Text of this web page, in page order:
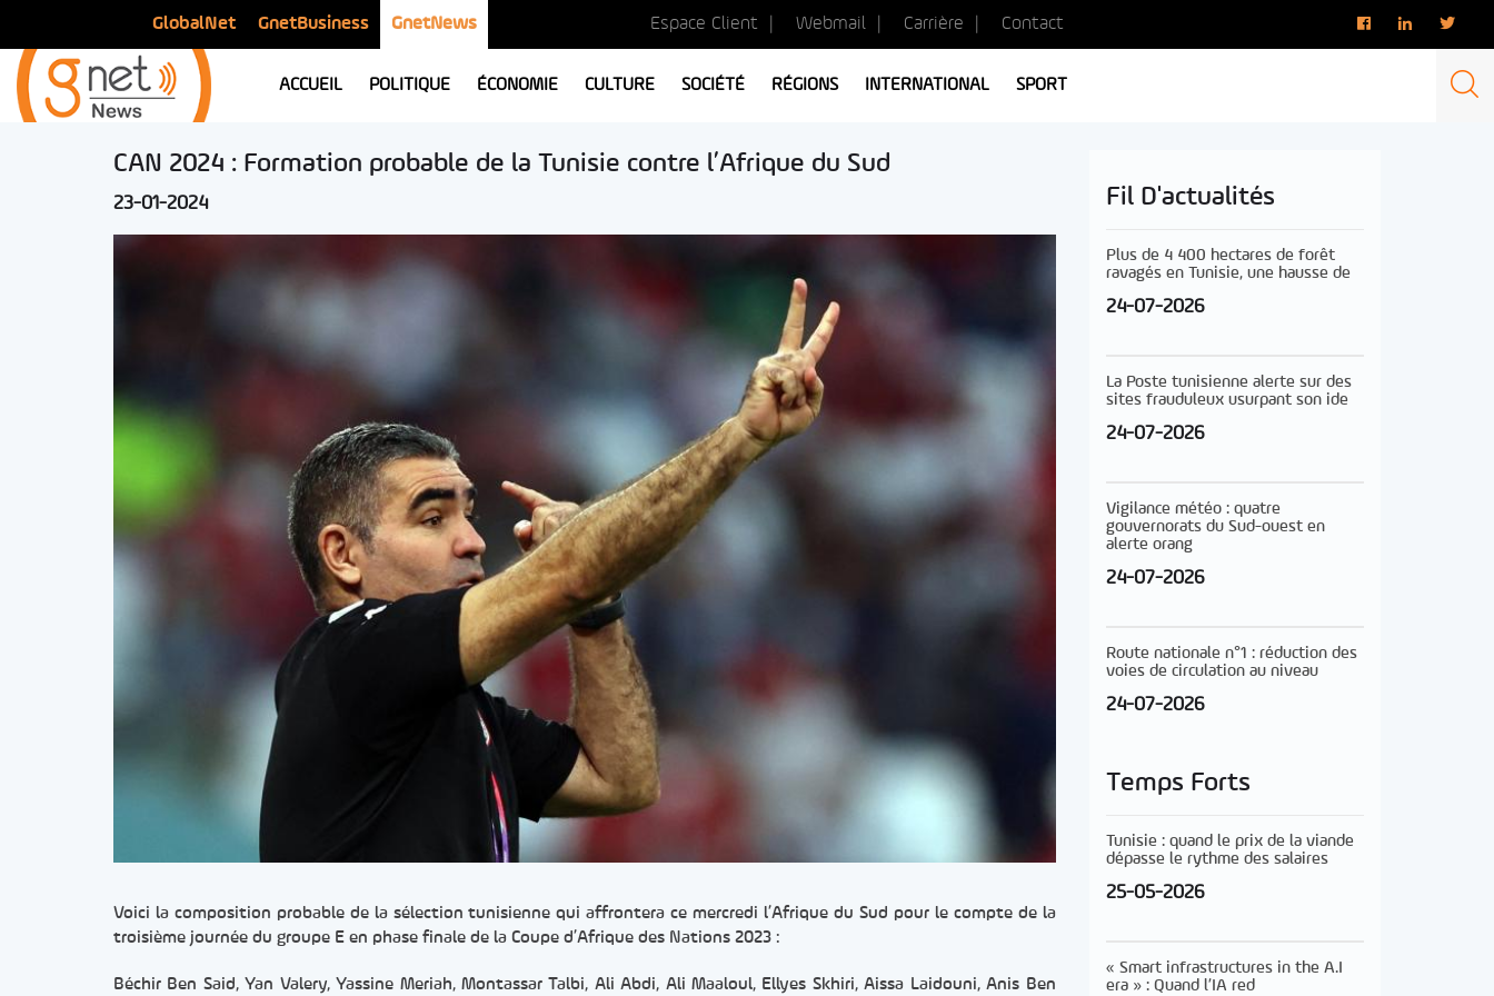
GlobalNet GnetBusiness GnetNews Espace Client Webmail Carrière Contact
ACCUEIL POLITIQUE ÉCONOMIE CULTURE SOCIÉTÉ RÉGIONS INTERNATIONAL SPORT
CAN 2024 : Formation probable de la Tunisie contre l’Afrique du Sud
23-01-2024
Voici la composition probable de la sélection tunisienne qui affrontera ce mercredi l’Afrique du Sud pour le compte de la
troisième journée du groupe E en phase finale de la Coupe d’Afrique des Nations 2023 :
Béchir Ben Said, Yan Valery, Yassine Meriah, Montassar Talbi, Ali Abdi, Ali Maaloul, Ellyes Skhiri, Aissa Laidouni, Anis Ben
Fil D'actualités
Plus de 4 400 hectares de forêt
ravagés en Tunisie, une hausse de
24-07-2026
La Poste tunisienne alerte sur des
sites frauduleux usurpant son ide
24-07-2026
Vigilance météo : quatre
gouvernorats du Sud-ouest en
alerte orang
24-07-2026
Route nationale n°1 : réduction des
voies de circulation au niveau
24-07-2026
Temps Forts
Tunisie : quand le prix de la viande
dépasse le rythme des salaires
25-05-2026
« Smart infrastructures in the A.I
era » : Quand l’IA red